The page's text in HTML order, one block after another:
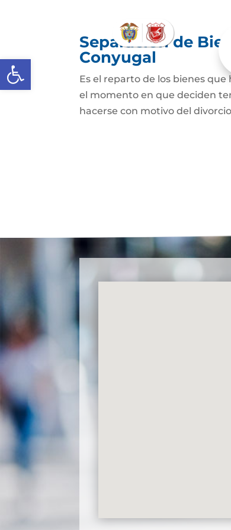
Abrir barra de herramientas
Separación de
Conyugal
Es el reparto de los bienes
el momento en que deciden
hacerse con motivo del